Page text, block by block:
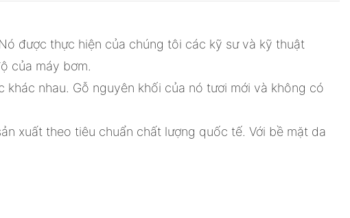
được thực hiện của chúng tôi các kỹ sư và kỹ thuật
của máy bơm.
nhau. Gỗ nguyên khối của nó tươi mới và không có
xuất theo tiêu chuẩn chất lượng quốc tế. Với bề mặt da